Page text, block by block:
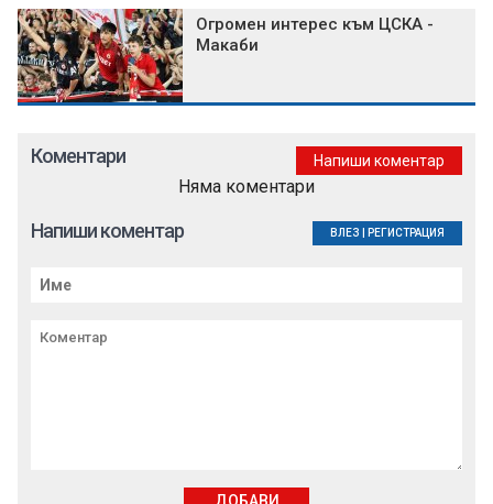
Огромен интерес към ЦСКА -
Макаби
Коментари Напиши коментар
Няма коментари
Напиши коментар ВЛЕЗ РЕГИСТРАЦИЯ